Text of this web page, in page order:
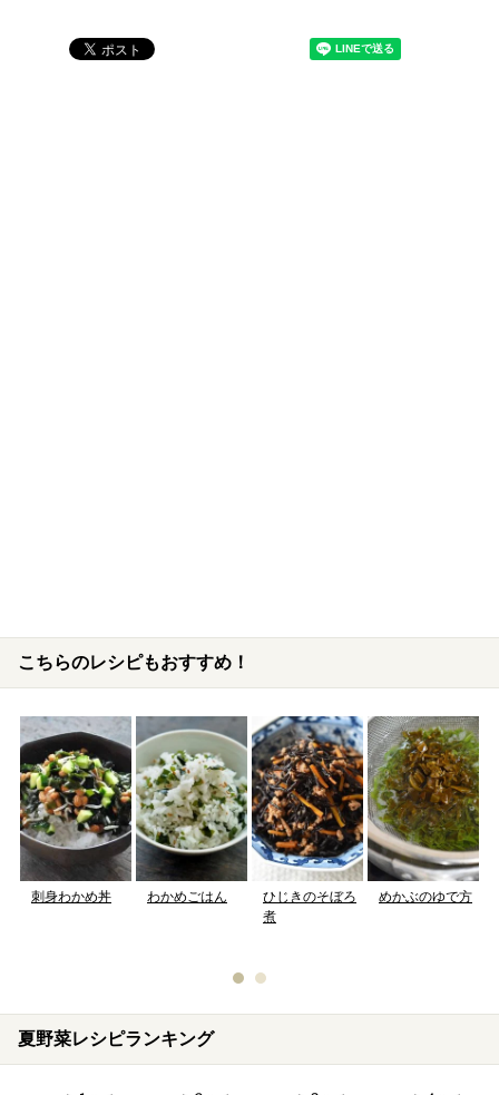
こちらのレシピもおすすめ！
刺身わかめ丼 わかめごはん
ひじきのそぼろ
煮
めかぶのゆで方
夏野菜レシピランキング